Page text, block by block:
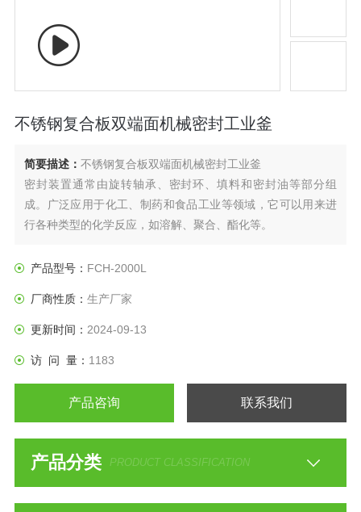
不锈钢复合板双端面机械密封工业釜
简要描述： 不锈钢复合板双端面机械密封工业釜
密封装置通常由旋转轴承、密封环、填料和密封油等部分组
成。广泛应用于化工、制药和食品工业等领域，它可以用来进
行各种类型的化学反应，如溶解、聚合、酯化等。
产品型号： FCH-2000L
厂商性质： 生产厂家
更新时间： 2024-09-13
访 问 量： 1183
产品咨询 联系我们
产品分类 PRODUCT CLASSIFICATION